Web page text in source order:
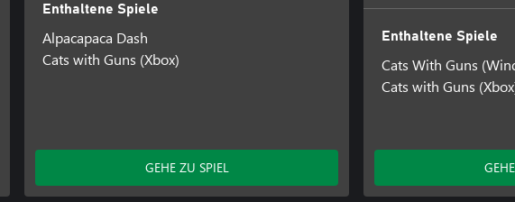
Enthaltene Spiele
Alpacapaca Dash
Cats with Guns (Xbox)
GEHE ZU SPIEL
Enthaltene Spiele
Cats With Guns
Cats with Guns